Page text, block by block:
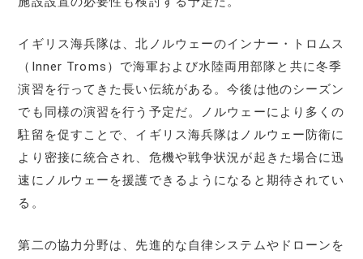
イギリス海兵隊は、北ノルウェーのインナー・トロムス
（Inner Troms）で海軍および水陸両用部隊と共に冬季
演習を行ってきた長い伝統がある。今後は他のシーズン
でも同様の演習を行う予定だ。ノルウェーにより多くの
駐留を促すことで、イギリス海兵隊はノルウェー防衛に
より密接に統合され、危機や戦争状況が起きた場合に迅
速にノルウェーを援護できるようになると期待されてい
る。
第二の協力分野は、先進的な自律システムやドローンを